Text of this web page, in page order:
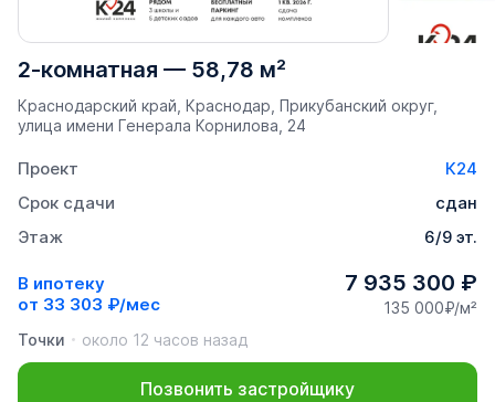
2-комнатная — 58,78 м²
Краснодарский край, Краснодар, Прикубанский округ,
улица имени Генерала Корнилова, 24
Проект
К24
Срок сдачи
сдан
Этаж
6/9 эт.
В ипотеку
от 33 303 ₽/мес
7 935 300 ₽
135 000₽/м²
Точки
около 12 часов назад
Позвонить застройщику